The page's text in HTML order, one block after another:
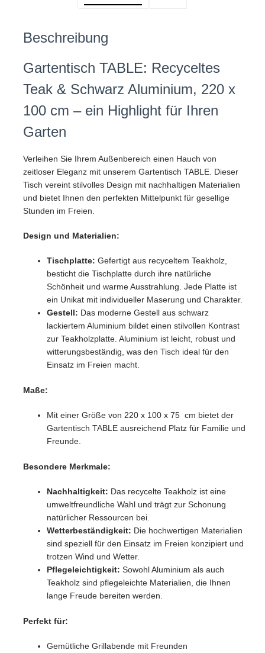
Beschreibung
Gartentisch TABLE: Recyceltes
Teak & Schwarz Aluminium, 220 x
100 cm – ein Highlight für Ihren
Garten
Verleihen Sie Ihrem Außenbereich einen Hauch von
zeitloser Eleganz mit unserem Gartentisch TABLE. Dieser
Tisch vereint stilvolles Design mit nachhaltigen Materialien
und bietet Ihnen den perfekten Mittelpunkt für gesellige
Stunden im Freien.
Design und Materialien:
Tischplatte: Gefertigt aus recyceltem Teakholz,
besticht die Tischplatte durch ihre natürliche
Schönheit und warme Ausstrahlung. Jede Platte ist
ein Unikat mit individueller Maserung und Charakter.
Gestell: Das moderne Gestell aus schwarz
lackiertem Aluminium bildet einen stilvollen Kontrast
zur Teakholzplatte. Aluminium ist leicht, robust und
witterungsbeständig, was den Tisch ideal für den
Einsatz im Freien macht.
Maße:
Mit einer Größe von 220 x 100 x 75 cm bietet der
Gartentisch TABLE ausreichend Platz für Familie und
Freunde.
Besondere Merkmale:
Nachhaltigkeit: Das recycelte Teakholz ist eine
umweltfreundliche Wahl und trägt zur Schonung
natürlicher Ressourcen bei.
Wetterbeständigkeit: Die hochwertigen Materialien
sind speziell für den Einsatz im Freien konzipiert und
trotzen Wind und Wetter.
Pflegeleichtigkeit: Sowohl Aluminium als auch
Teakholz sind pflegeleichte Materialien, die Ihnen
lange Freude bereiten werden.
Perfekt für:
Gemütliche Grillabende mit Freunden